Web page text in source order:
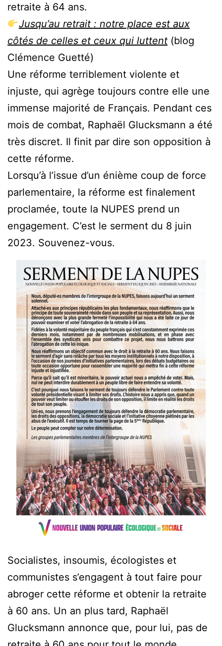
retraite à 64 ans.
Jusqu’au retrait : notre place est aux
côtés de celles et ceux qui luttent (blog
Clémence Guetté)
Une réforme terriblement violente et
injuste, qui agrège toujours contre elle une
immense majorité de Français. Pendant ces
mois de combat, Raphaël Glucksmann a été
très discret. Il finit par dire son opposition à
cette réforme.
Lorsqu’à l’issue d’un énième coup de force
parlementaire, la réforme est finalement
proclamée, toute la NUPES prend un
engagement. C’est le serment du 8 juin
2023. Souvenez-vous.
Socialistes, insoumis, écologistes et
communistes s’engagent à tout faire pour
abroger cette réforme et obtenir la retraite
à 60 ans. Un an plus tard, Raphaël
Glucksmann annonce que, pour lui, pas de